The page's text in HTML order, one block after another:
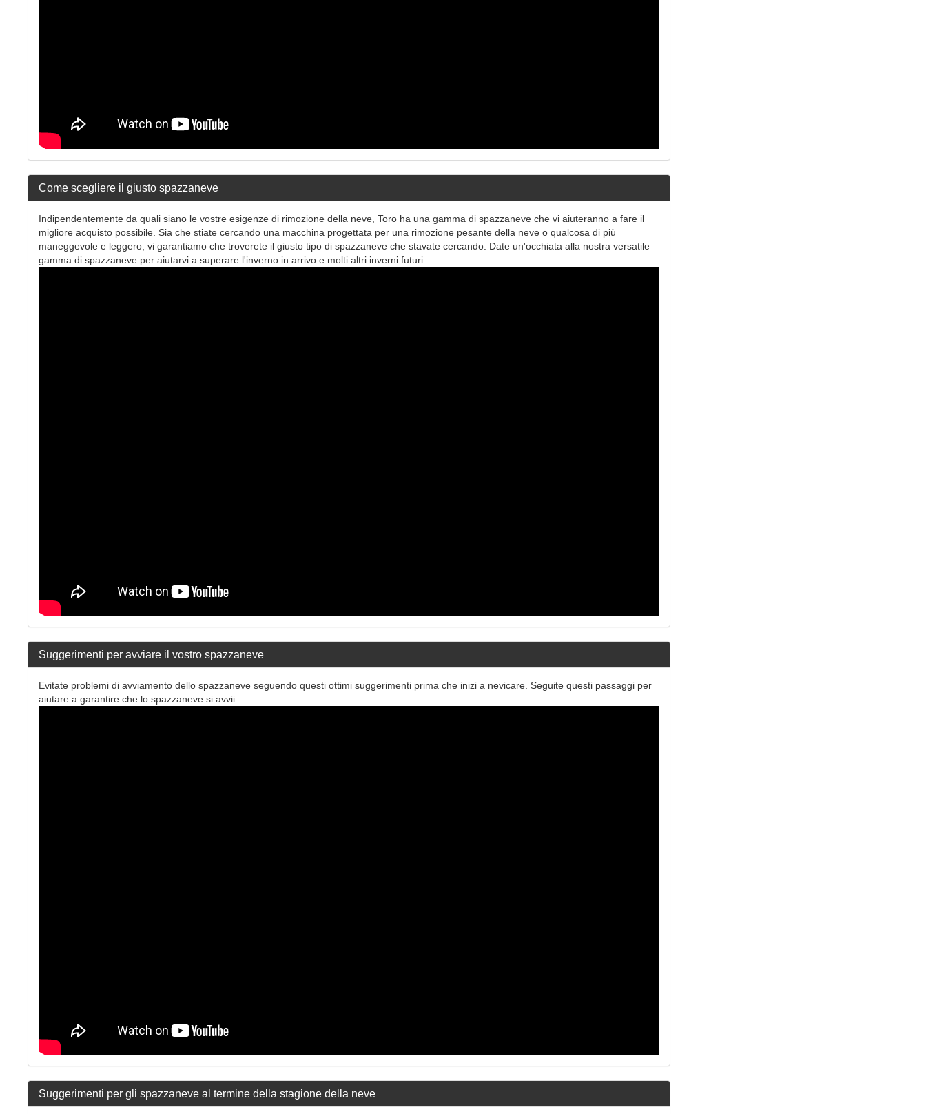
Come scegliere il giusto spazzaneve
Indipendentemente da quali siano le vostre esigenze di rimozione della neve, Toro ha una gamma di spazzaneve che vi aiuteranno a fare il
migliore acquisto possibile. Sia che stiate cercando una macchina progettata per una rimozione pesante della neve o qualcosa di più
maneggevole e leggero, vi garantiamo che troverete il giusto tipo di spazzaneve che stavate cercando. Date un'occhiata alla nostra versatile
gamma di spazzaneve per aiutarvi a superare l'inverno in arrivo e molti altri inverni futuri.
Suggerimenti per avviare il vostro spazzaneve
Evitate problemi di avviamento dello spazzaneve seguendo questi ottimi suggerimenti prima che inizi a nevicare. Seguite questi passaggi per
aiutare a garantire che lo spazzaneve si avvii.
Suggerimenti per gli spazzaneve al termine della stagione della neve